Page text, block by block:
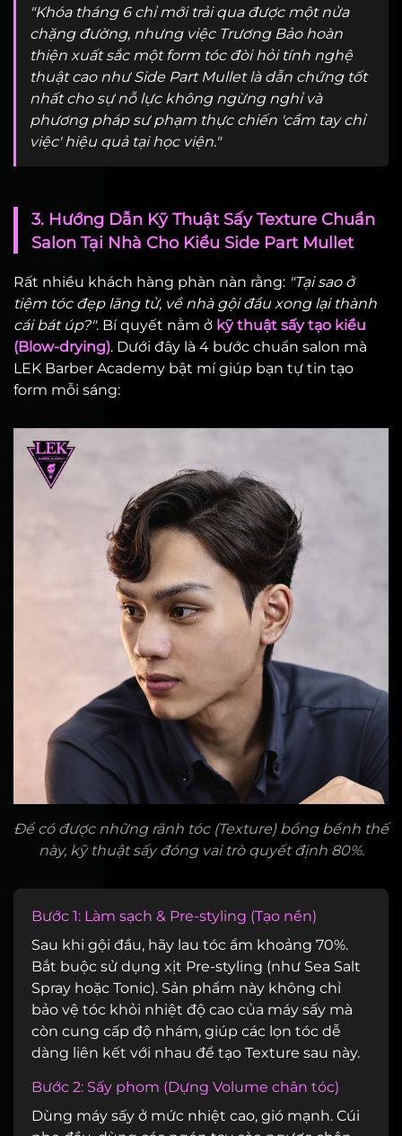
"Khóa tháng 6 chỉ mới trải qua được một nửa
chặng đường, nhưng việc Trương Bảo hoàn
thiện xuất sắc một form tóc đòi hỏi tính nghệ
thuật cao như Side Part Mullet là dẫn chứng tốt
nhất cho sự nỗ lực không ngừng nghỉ và
phương pháp sư phạm thực chiến 'cầm tay chỉ
việc' hiệu quả tại học viện."
3. Hướng Dẫn Kỹ Thuật Sấy Texture Chuẩn
Salon Tại Nhà Cho Kiểu Side Part Mullet
Rất nhiều khách hàng phàn nàn rằng: "Tại sao ở
tiệm tóc đẹp lãng tử, về nhà gội đầu xong lại thành
cái bát úp?". Bí quyết nằm ở kỹ thuật sấy tạo kiểu
(Blow-drying). Dưới đây là 4 bước chuẩn salon mà
LEK Barber Academy bật mí giúp bạn tự tin tạo
form mỗi sáng:
Để có được những rãnh tóc (Texture) bồng bềnh thế
này, kỹ thuật sấy đóng vai trò quyết định 80%.
Bước 1: Làm sạch & Pre-styling (Tạo nền)
Sau khi gội đầu, hãy lau tóc ẩm khoảng 70%.
Bắt buộc sử dụng xịt Pre-styling (như Sea Salt
Spray hoặc Tonic). Sản phẩm này không chỉ
bảo vệ tóc khỏi nhiệt độ cao của máy sấy mà
còn cung cấp độ nhám, giúp các lọn tóc dễ
dàng liên kết với nhau để tạo Texture sau này.
Bước 2: Sấy phom (Dựng Volume chân tóc)
Dùng máy sấy ở mức nhiệt cao, gió mạnh. Cúi